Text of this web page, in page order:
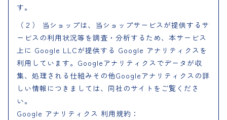
す。
（２） 当ショップは、当ショップサービスが提供するサ
ービスの利用状況等を調査・分析するため、本サービス
上に Google LLCが提供する Google アナリティクスを
利用しています。Googleアナリティクスでデータが収
集、処理される仕組みその他Googleアナリティクスの詳
しい情報につきましては、同社のサイトをご覧くださ
い。
Google アナリティクス 利用規約：